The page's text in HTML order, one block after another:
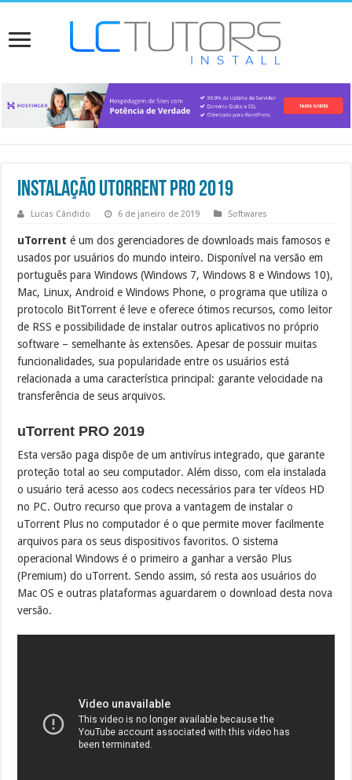
Instalação uTorrent PRO 2019
Lucas Cândido 6 de janeiro de 2019 Softwares
uTorrent é um dos gerenciadores de downloads mais famosos e
usados por usuários do mundo inteiro. Disponível na versão em
português para Windows (Windows 7, Windows 8 e Windows 10),
Mac, Linux, Android e Windows Phone, o programa que utiliza o
protocolo BitTorrent é leve e oferece ótimos recursos, como leitor
de RSS e possibilidade de instalar outros aplicativos no próprio
software – semelhante às extensões. Apesar de possuir muitas
funcionalidades, sua popularidade entre os usuários está
relacionada a uma característica principal: garante velocidade na
transferência de seus arquivos.
uTorrent PRO 2019
Esta versão paga dispõe de um antivírus integrado, que garante
proteção total ao seu computador. Além disso, com ela instalada
o usuário terá acesso aos codecs necessários para ter vídeos HD
no PC. Outro recurso que prova a vantagem de instalar o
uTorrent Plus no computador é o que permite mover facilmente
arquivos para os seus dispositivos favoritos. O sistema
operacional Windows é o primeiro a ganhar a versão Plus
(Premium) do uTorrent. Sendo assim, só resta aos usuários do
Mac OS e outras plataformas aguardarem o download desta nova
versão.